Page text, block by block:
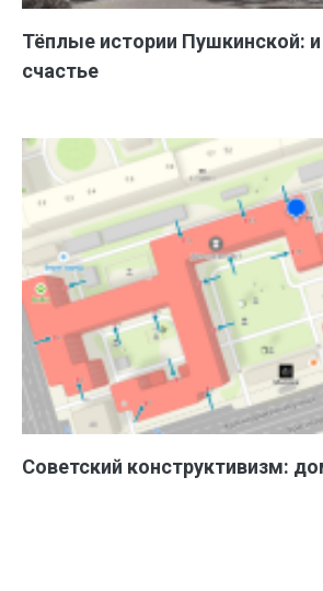
Тёплые истории Пушкинской: и
счастье
Советский конструктивизм: